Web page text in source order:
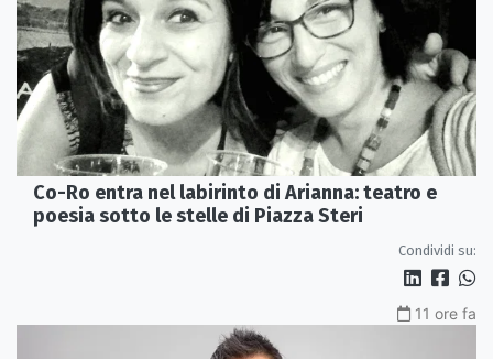
Co-Ro entra nel labirinto di Arianna: teatro e
poesia sotto le stelle di Piazza Steri
Condividi su:
11 ore fa